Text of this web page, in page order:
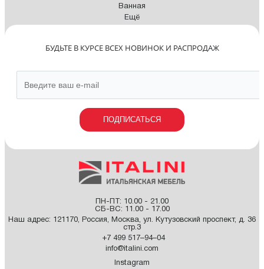
Ванная
Ещё
БУДЬТЕ В КУРСЕ ВСЕХ НОВИНОК И РАСПРОДАЖ
ПОДПИСАТЬСЯ
ПН-ПТ: 10.00 - 21.00
СБ-ВС: 11.00 - 17.00
Наш адрес: 121170, Россия, Москва, ул. Кутузовский проспект, д. 36
стр.3
+7 499 517–94–04
info@italini.com
Instagram